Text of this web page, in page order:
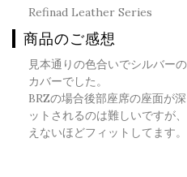
Refinad Leather Series
商品のご感想
見本通りの色合いでシルバー
カバーでした。
BRZの場合後部座席の座面が
ットされるのは難しいですが
えないほどフィットしてます。